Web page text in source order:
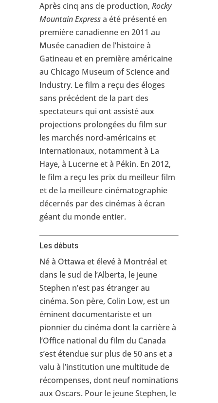
Après cinq ans de production, Rocky
Mountain Expressa été présenté en
première canadienne en 2011 au
Musée canadien de l’histoire à
Gatineau et en première américaine
au Chicago Museum of Science and
Industry. Le film a reçu des éloges
sans précédent de la part des
spectateurs qui ont assisté aux
projections prolongées du film sur
les marchés nord-américains et
internationaux, notamment à La
Haye, à Lucerne et à Pékin. En 2012,
le film a reçu les prix du meilleur film
et de la meilleure cinématographie
décernés par des cinémas à écran
géant du monde entier.
Les débuts
Né à Ottawa et élevé à Montréal et
dans le sud de l’Alberta, le jeune
Stephen n’est pas étranger au
cinéma. Son père, Colin Low, est un
éminent documentariste et un
pionnier du cinéma dont la carrière à
l’Office national du film du Canada
s’est étendue sur plus de 50 ans et a
valu à l’institution une multitude de
récompenses, dont neuf nominations
aux Oscars. Pour le jeune Stephen, le